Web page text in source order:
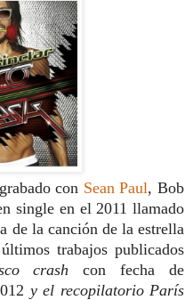
con Sean Paul, Bob
single en el 2011 llamado
de la canción de la estrella
trabajos publicados
crashcon fecha de
y el recopilatorio París